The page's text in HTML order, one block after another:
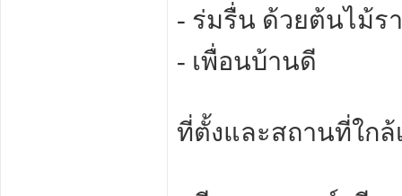
- ร่มรื่น ด้วยต้นไม้ร
- เพื่อนบ้านดี
ที่ตั้งและสถานที่ใกล้